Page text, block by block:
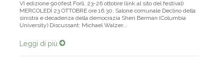
VI edizione 900fest Forlì, 23-26 ottobre (link al sito del festival)
MERCOLEDÌ 23 OTTOBRE ore 16.30, Salone comunale Declino della
sinistra e decadenza della democrazia Sheri Berman (Columbia
University) Discussant: Michael Walzer...
Leggi di più